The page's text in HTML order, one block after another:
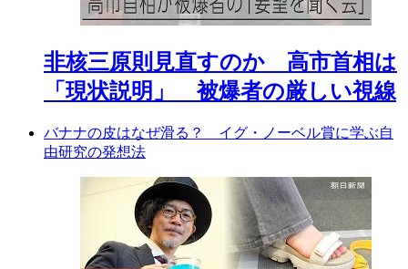
非核三原則見直すのか 高市首相は
「現状説明」 被爆者の厳しい視線
バナナの皮はなぜ滑る？ イグ・ノーベル賞に学ぶ自
由研究の発想法